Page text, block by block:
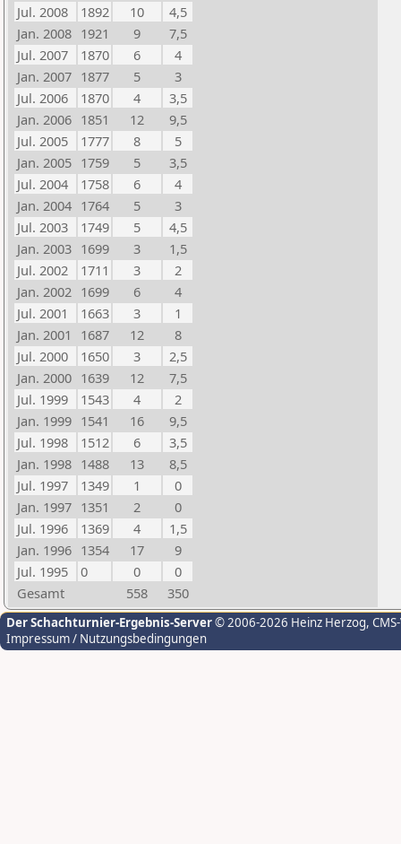
Jul. 2008
1892 10
4,5
Jan. 2008 1921 9
7,5
Jul. 2007
1870 6
4
Jan. 2007 1877 5
3
Jul. 2006
1870 4
3,5
Jan. 2006 1851 12
9,5
Jul. 2005
1777 8
5
Jan. 2005 1759 5
3,5
Jul. 2004
1758 6
4
Jan. 2004 1764 5
3
Jul. 2003
1749 5
4,5
Jan. 2003 1699 3
1,5
Jul. 2002
1711 3
2
Jan. 2002 1699 6
4
Jul. 2001
1663 3
1
Jan. 2001
1687 12
8
Jul. 2000
1650 3
2,5
Jan. 2000 1639 12
7,5
Jul. 1999
1543 4
2
Jan. 1999 1541 16
9,5
Jul. 1998
1512 6
3,5
Jan. 1998 1488 13
8,5
Jul. 1997
1349 1
0
Jan. 1997 1351 2
0
Jul. 1996
1369 4
1,5
Jan. 1996 1354 17
9
Jul. 1995
0 0
0
Gesamt
558 350
Der Schachturnier-Ergebnis-Server© 2006-2026 Heinz Herzog,
Impressum / Nutzungsbedingungen